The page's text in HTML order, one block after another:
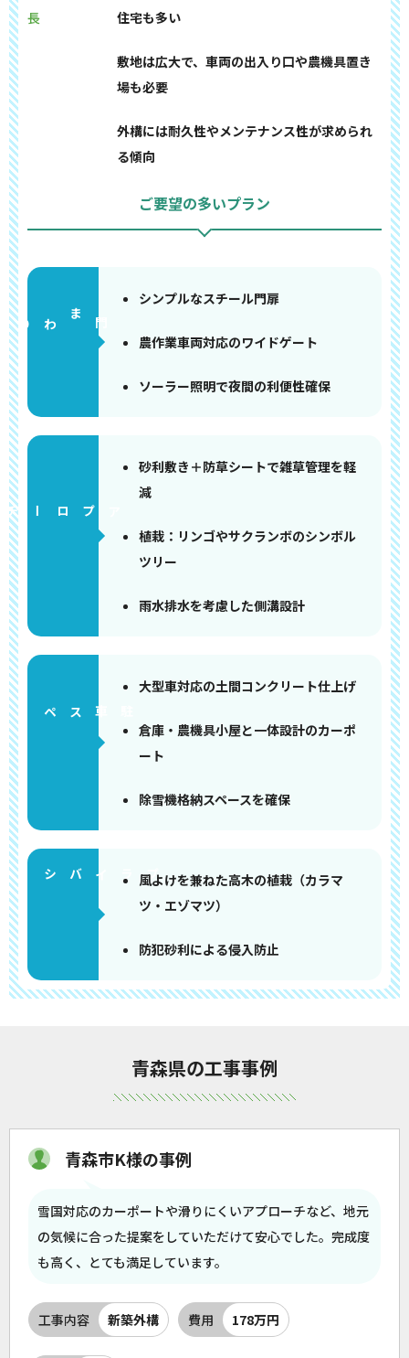
長
住宅も多い
敷地は広大で、車両の出入り口や農機具置き
場も必要
外構には耐久性やメンテナンス性が求められ
る傾向
ご要望の多いプラン
門まわり
シンプルなスチール門扉
農作業車両対応のワイドゲート
ソーラー照明で夜間の利便性確保
アプローチ
砂利敷き＋防草シートで雑草管理を軽
減
植栽：リンゴやサクランボのシンボル
ツリー
雨水排水を考慮した側溝設計
大型車対応の土間コンクリート仕上げ
倉庫・農機具小屋と一体設計のカーポ
ート
除雪機格納スペースを確保
風よけを兼ねた高木の植栽（カラマ
ツ・エゾマツ）
防犯砂利による侵入防止
青森県の工事事例
青森市K様の事例
雪国対応のカーポートや滑りにくいアプローチなど、地元
の気候に合った提案をしていただけて安心でした。完成度
も高く、とても満足しています。
工事内容 新築外構 費用 178万円